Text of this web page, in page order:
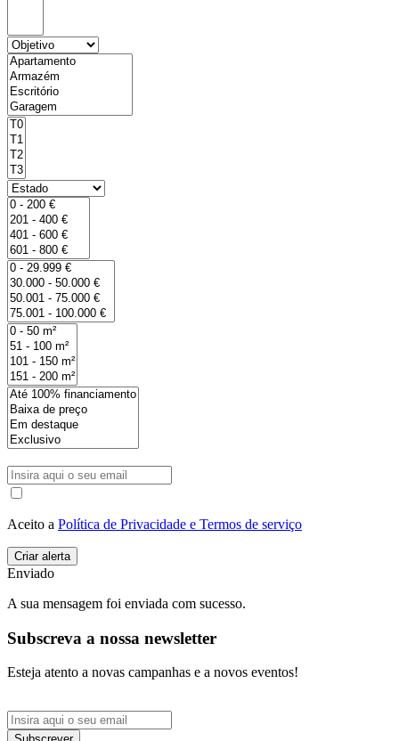
Aceito a Política de Privacidade e Termos de serviço
Enviado
A sua mensagem foi enviada com sucesso.
Subscreva a nossa newsletter
Esteja atento a novas campanhas e a novos eventos!